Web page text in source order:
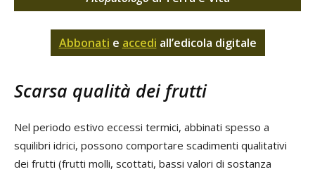
Abbonati e accedi all’edicola digitale
Scarsa qualità dei frutti
Nel periodo estivo eccessi termici, abbinati spesso a
squilibri idrici, possono comportare scadimenti qualitativi
dei frutti (frutti molli, scottati, bassi valori di sostanza